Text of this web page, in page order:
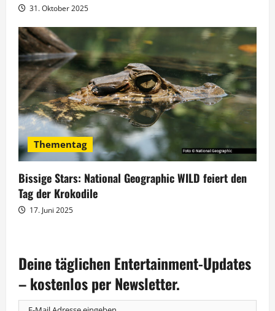
31. Oktober 2025
Thementag
Bissige Stars: National Geographic WILD feiert den
Tag der Krokodile
17. Juni 2025
Deine täglichen Entertainment-Updates
– kostenlos per Newsletter.